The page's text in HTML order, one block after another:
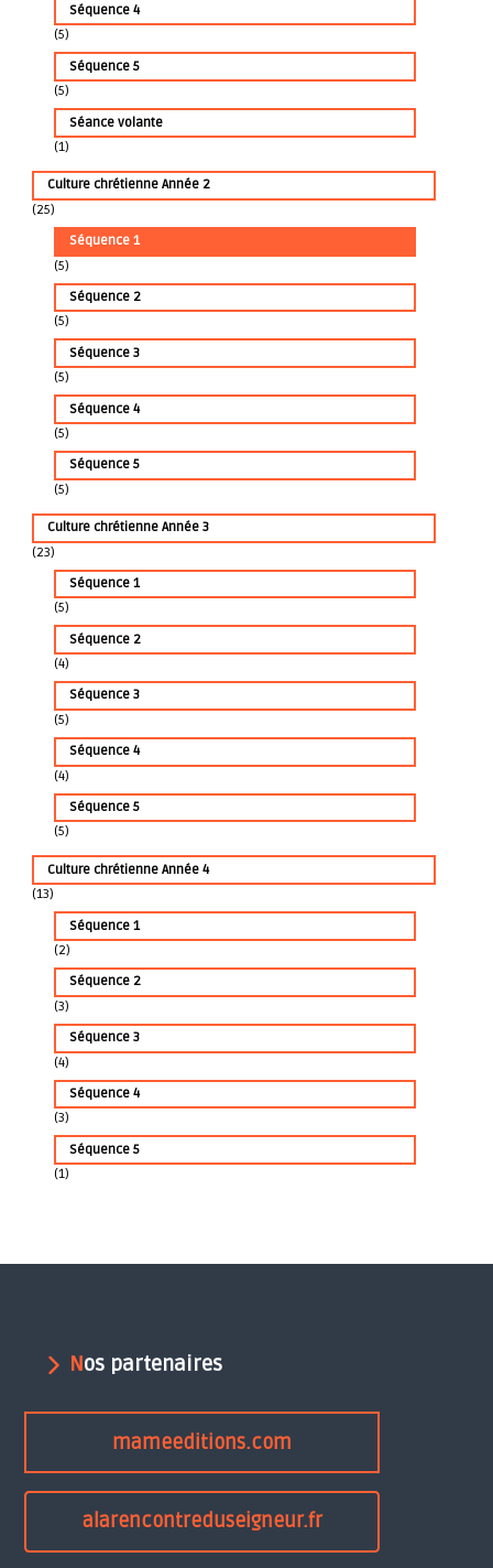
Séquence 4
(5)
Séquence 5
(5)
Séance volante
(1)
Culture chrétienne Année 2
(25)
Séquence 1
(5)
Séquence 2
(5)
Séquence 3
(5)
Séquence 4
(5)
Séquence 5
(5)
Culture chrétienne Année 3
(23)
Séquence 1
(5)
Séquence 2
(4)
Séquence 3
(5)
Séquence 4
(4)
Séquence 5
(5)
Culture chrétienne Année 4
(13)
Séquence 1
(2)
Séquence 2
(3)
Séquence 3
(4)
Séquence 4
(3)
Séquence 5
(1)
Nos partenaires
mameeditions.com
alarencontreduseigneur.fr